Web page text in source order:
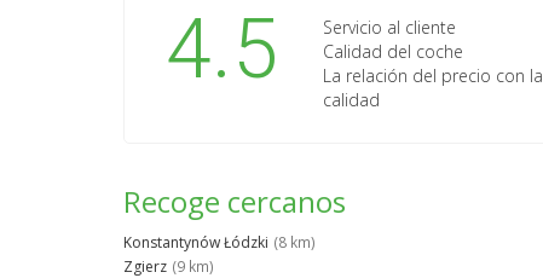
4.5
Servicio al cliente
Calidad del coche
La relación del precio con la
calidad
Recoge cercanos
Konstantynów Łódzki (8 km)
Zgierz (9 km)